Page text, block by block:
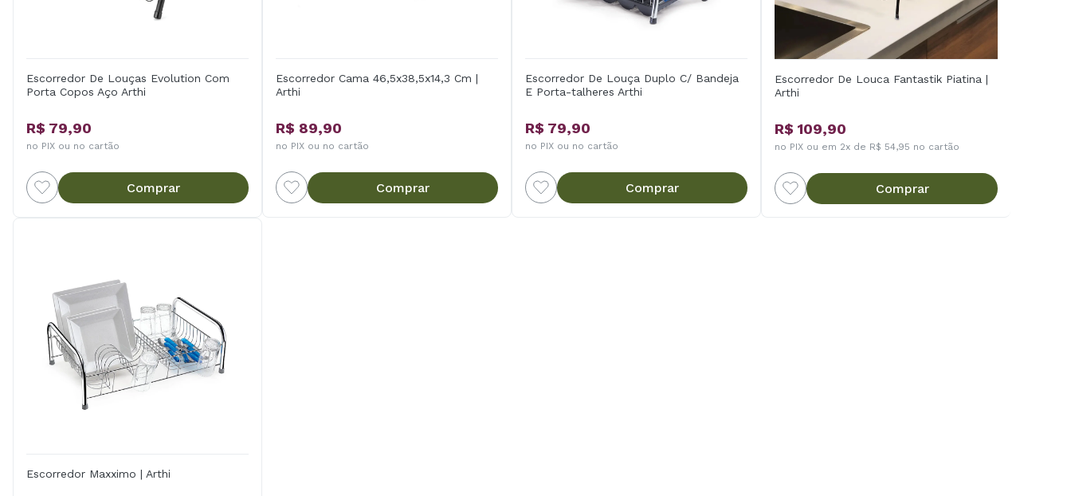
Escorredor De Louças Evolution Com
Porta Copos Aço Arthi
R$ 79,90
no PIX ou no cartão
Comprar
Escorredor Cama 46,5x38,5x14,3 Cm |
Arthi
R$ 89,90
no PIX ou no cartão
Comprar
Escorredor De Louça Duplo C/ Bandeja
E Porta-talheres Arthi
R$ 79,90
no PIX ou no cartão
Comprar
Escorredor De Louca Fantastik Piatina |
Arthi
R$ 109,90
no PIX ou em 2x de R$ 54,95 no cartão
Comprar
Escorredor Maxximo | Arthi